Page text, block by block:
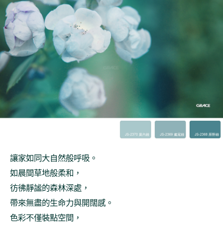
讓家如同大自然般呼吸。
如晨間草地般柔和，
彷彿靜謐的森林深處，
帶來無盡的生命力與開闊感。
色彩不僅裝點空間，